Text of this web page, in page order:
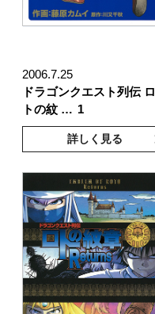
2006.7.25
ドラゴンクエスト列伝 ロ
トの紋 … 1
詳しく見る